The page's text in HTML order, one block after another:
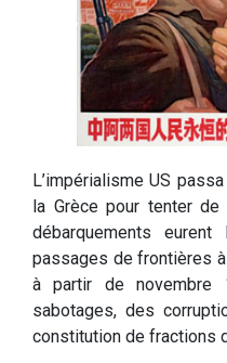
L’impérialisme US
la Grèce pour tenter
débarquements
passages de frontières
à partir de novembre
sabotages, des
constitution de fractions